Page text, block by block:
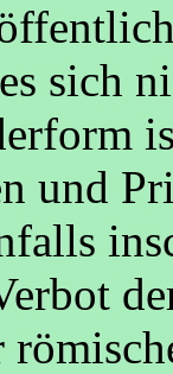
sich
und